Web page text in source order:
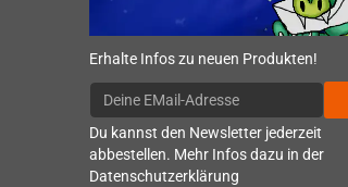
Erhalte Infos zu neuen Produkten!
Du kannst den Newsletter jederzeit
abbestellen. Mehr Infos dazu in der
Datenschutzerklärung